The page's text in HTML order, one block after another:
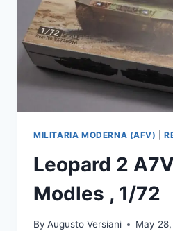
MILITARIA MODERNA (AFV) |
Leopard 2
Modles , 1/72
By Augusto Versiani May